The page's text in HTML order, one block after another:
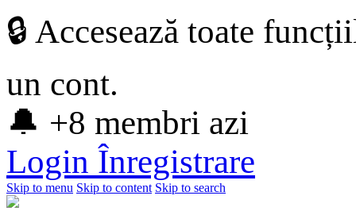
🔒 Accesează toate
un cont.
🔔 +8 membri azi
Login Înregistrare
Skip to menu Skip to content Skip to search